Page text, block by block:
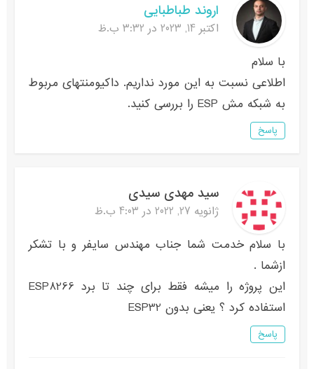
اروند طباطبایی
اکتبر 14, 2023 در 3:32 ب.ظ
با سلام
اطلاعی نسبت به این مورد نداریم. داکیومنتهای مربوط
به شبکه مش ESP را بررسی کنید.
پاسخ
سید مهدی سیدی
ژانویه 27, 2022 در 4:03 ب.ظ
با سلام خدمت شما جناب مهندس سایفر و با تشکر
ازشما .
این پروژه را میشه فقط برای چند تا برد ESP8266
استفاده کرد ؟ یعنی بدون ESP32
پاسخ